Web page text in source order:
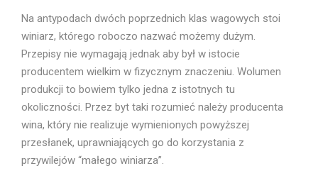
Na antypodach dwóch poprzednich klas wagowych stoi
winiarz, którego roboczo nazwać możemy dużym.
Przepisy nie wymagają jednak aby był w istocie
producentem wielkim w fizycznym znaczeniu. Wolumen
produkcji to bowiem tylko jedna z istotnych tu
okoliczności. Przez byt taki rozumieć należy producenta
wina, który nie realizuje wymienionych powyższej
przesłanek, uprawniających go do korzystania z
przywilejów “małego winiarza”.